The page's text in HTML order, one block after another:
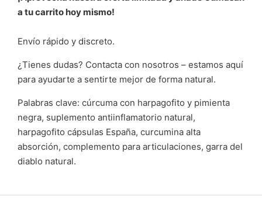
a tu carrito hoy mismo!
Envío rápido y discreto.
¿Tienes dudas? Contacta con nosotros – estamos aquí
para ayudarte a sentirte mejor de forma natural.
Palabras clave: cúrcuma con harpagofito y pimienta
negra, suplemento antiinflamatorio natural,
harpagofito cápsulas España, curcumina alta
absorción, complemento para articulaciones, garra del
diablo natural.